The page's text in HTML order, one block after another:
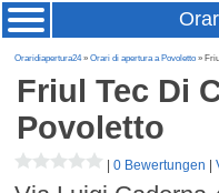
Oraridiapertura24»Orari di apertura a Povoletto »
Friul Tec Di
Povoletto
|0 Bewertungen |